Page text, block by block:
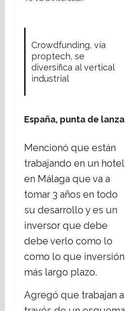
Crowdfunding, vía
proptech, se
diversifica al vertical
industrial
España, punta de lanza
Mencionó que están
trabajando en un hotel
en Málaga que va a
tomar 3 años en todo
su desarrollo y es un
inversor que debe
debe verlo como lo
como lo que inversión
más largo plazo.
Agregó que trabajan a